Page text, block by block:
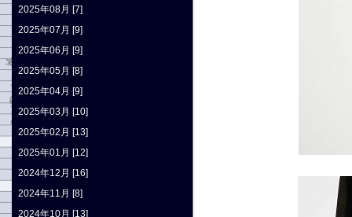
2025年08月 [7]
2025年07月 [9]
2025年06月 [9]
2025年05月 [8]
2025年04月 [9]
2025年03月 [10]
2025年02月 [13]
2025年01月 [12]
2024年12月 [16]
2024年11月 [8]
2024年10月 [13]